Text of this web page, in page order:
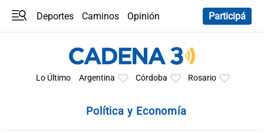
Deportes Caminos
Opinión
Participá
Lo Último Argentina Córdoba Rosario
Política y Economía